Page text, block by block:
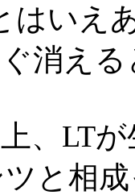
はいえ
消え
、LT
と相